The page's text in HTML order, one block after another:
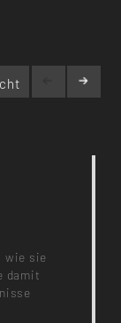
wie sie
damit